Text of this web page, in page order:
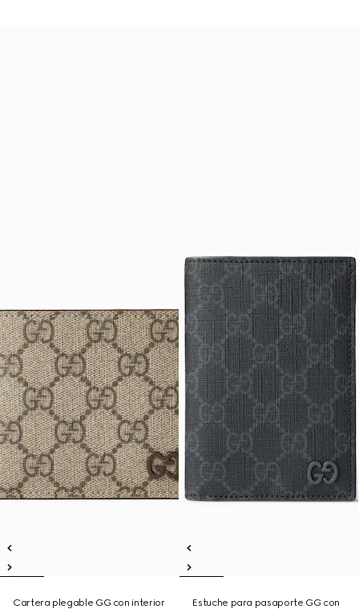
Cartera plegable GG con interior
Estuche para pasaporte GG con